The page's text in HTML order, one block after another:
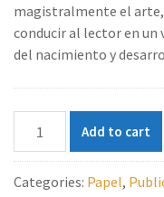
magistralmente el
conducir al lector en
del nacimiento y
aventura
imaginaria
quantity
Add to cart
Categories: Papel,